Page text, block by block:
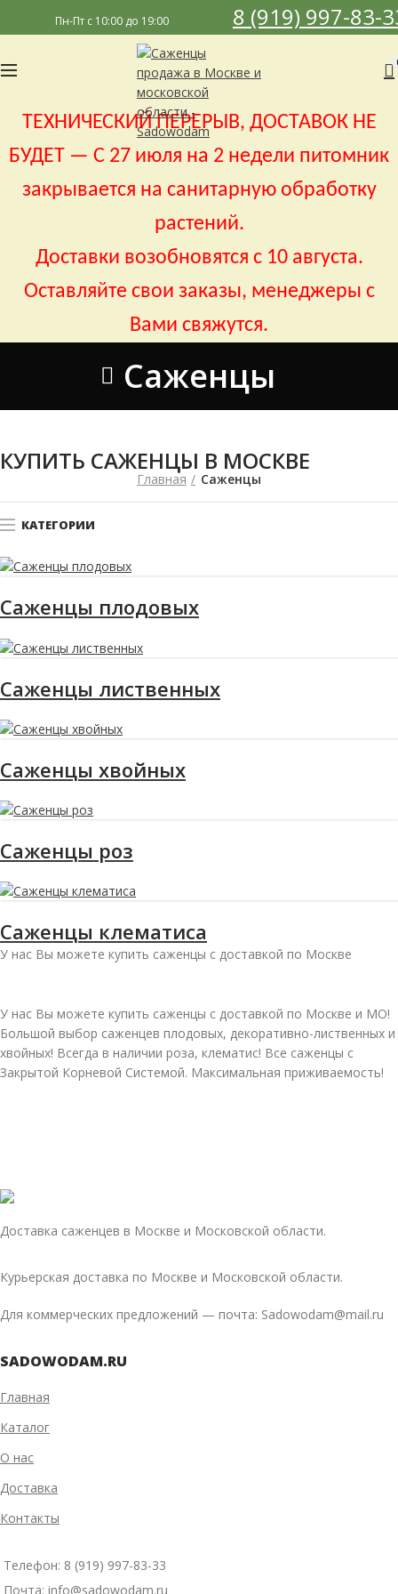
Пн-Пт с 10:00 до 19:00 8 (919) 997-83-
ТЕХНИЧЕСКИЙ ПЕРЕРЫВ, ДОСТАВОК НЕ
БУДЕТ — С 27 июля на 2 недели питомник
закрывается на санитарную обработку
растений.
Доставки возобновятся с 10 августа.
Оставляйте свои заказы, менеджеры с
Вами свяжутся.
Саженцы
КУПИТЬ САЖЕНЦЫ В МОСКВЕ
Главная Саженцы
КАТЕГОРИИ
Саженцы плодовых
Саженцы лиственных
Саженцы хвойных
Саженцы роз
Саженцы клематиса
У нас Вы можете купить саженцы с доставкой по Москве
У нас Вы можете купить саженцы с доставкой по Москве и МО!
Большой выбор саженцев плодовых, декоративно-лиственных и
хвойных! Всегда в наличии роза, клематис! Все саженцы с
Закрытой Корневой Системой. Максимальная приживаемость!
Доставка саженцев в Москве и Московской области.
Курьерская доставка по Москве и Московской области.
Для коммерческих предложений — почта: Sadowodam@mail.ru
SADOWODAM.RU
Главная
Каталог
О нас
Доставка
Контакты
Телефон: 8 (919) 997-83-33
Почта: info@sadowodam.ru